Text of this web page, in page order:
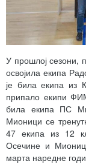
У прошлој сезони,
освојила екипа
је била екипа из
припало екипи
била екипа ПС
Мионици се
47 екипа из 12
Осечине и
марта наредне